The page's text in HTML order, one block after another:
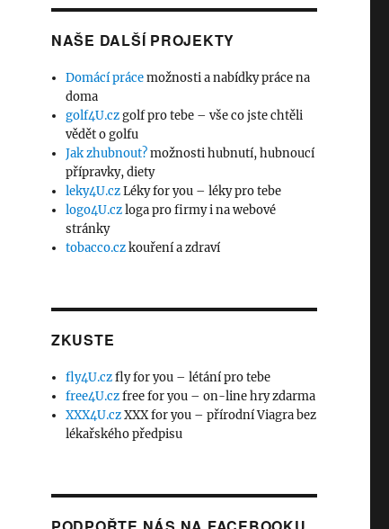
NAŠE DALŠÍ PROJEKTY
Domácí prácemožnosti a nabídky práce na
doma
golf4U.czgolf pro tebe – vše co jste chtěli
vědět o golfu
Jak zhubnout?možnosti hubnutí, hubnoucí
přípravky, diety
leky4U.czLéky for you – léky pro tebe
logo4U.czloga pro firmy i na webové
stránky
tobacco.czkouření a zdraví
ZKUSTE
fly4U.czfly for you – létání pro tebe
free4U.czfree for you – on-line hry zdarma
XXX4U.czXXX for you – přírodní Viagra bez
lékařského předpisu